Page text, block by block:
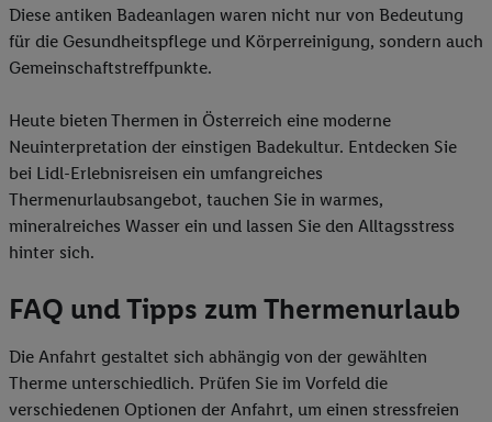
Diese antiken Badeanlagen waren nicht nur von Bedeutung
für die Gesundheitspflege und Körperreinigung, sondern auch
Gemeinschaftstreffpunkte.
Heute bieten Thermen in Österreich eine moderne
Neuinterpretation der einstigen Badekultur. Entdecken Sie
bei Lidl-Erlebnisreisen ein umfangreiches
Thermenurlaubsangebot, tauchen Sie in warmes,
mineralreiches Wasser ein und lassen Sie den Alltagsstress
hinter sich.
FAQ und Tipps zum Thermenurlaub
Die Anfahrt gestaltet sich abhängig von der gewählten
Therme unterschiedlich. Prüfen Sie im Vorfeld die
verschiedenen Optionen der Anfahrt, um einen stressfreien